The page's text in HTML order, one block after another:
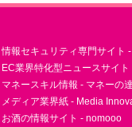
情報セキュリティ専門サイト
EC業界特化型ニュースサイ
マネースキル情報 - マネーの
メディア業界紙 - Media
お酒の情報サイト - nomooo